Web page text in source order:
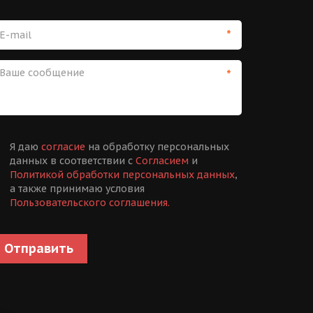
*
*
Я даю согласие на обработку персональных
данных в соответствии с Согласием и
Политикой обработки персональных данных,
а также принимаю условия
Пользовательского соглашения.
Отправить